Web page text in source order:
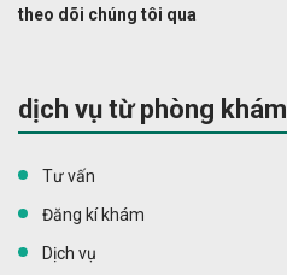
theo dõi chúng tôi qua
dịch vụ từ phòng khám
Tư vấn
Đăng kí khám
Dịch vụ